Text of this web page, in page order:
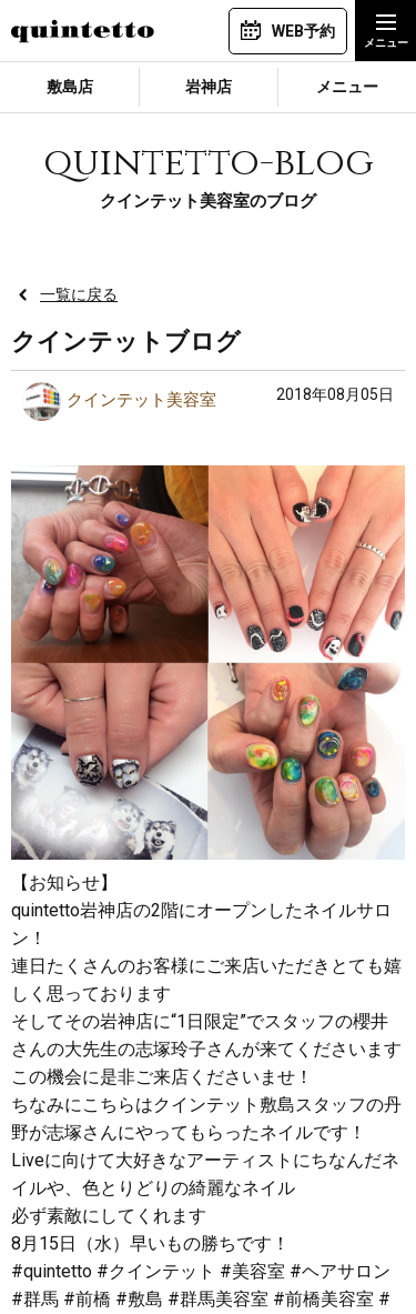
WEB予約
敷島店 岩神店 メニュー
quintetto-blog
クインテット美容室のブログ
一覧に戻る
クインテットブログ
クインテット美容室 2018年08月05日
【お知らせ】
quintetto岩神店の2階にオープンしたネイルサロ
ン！
連日たくさんのお客様にご来店いただきとても嬉
しく思っております
そしてその岩神店に“1日限定”でスタッフの櫻井
さんの大先生の志塚玲子さんが来てくださいます
この機会に是非ご来店くださいませ！
ちなみにこちらはクインテット敷島スタッフの丹
野が志塚さんにやってもらったネイルです！
Liveに向けて大好きなアーティストにちなんだネ
イルや、色とりどりの綺麗なネイル
必ず素敵にしてくれます️
8月15日（水）早いもの勝ちです！
#quintetto #クインテット #美容室 #ヘアサロン
#群馬 #前橋 #敷島 #群馬美容室 #前橋美容室 #